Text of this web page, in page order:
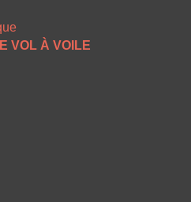
VOL À VOILE